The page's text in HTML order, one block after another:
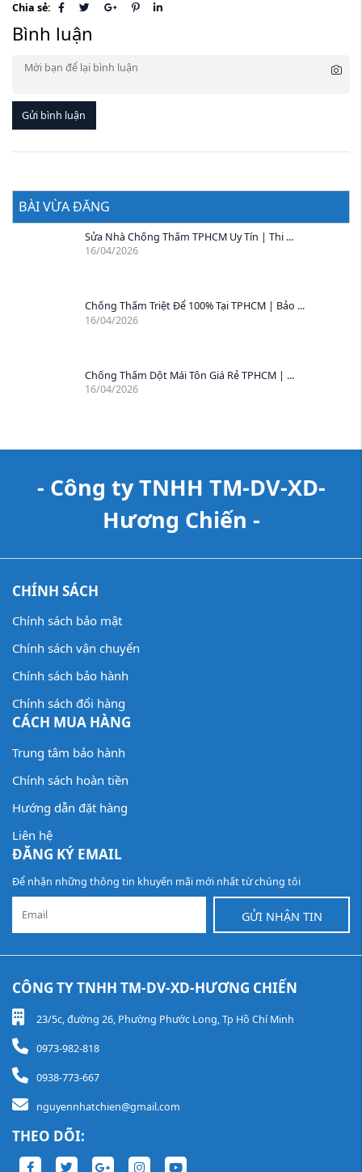
Chia sẻ:
Bình luận
Gửi bình luận
BÀI VỪA ĐĂNG
Sửa Nhà Chống Thấm TPHCM Uy Tín | Thi ...
16/04/2026
Chống Thấm Triệt Để 100% Tại TPHCM | Bảo ...
16/04/2026
Chống Thấm Dột Mái Tôn Giá Rẻ TPHCM | ...
16/04/2026
- Công ty TNHH TM-DV-XD-
Hương Chiến -
CHÍNH SÁCH
Chính sách bảo mật
Chính sách vận chuyển
Chính sách bảo hành
Chính sách đổi hàng
CÁCH MUA HÀNG
Trung tâm bảo hành
Chính sách hoàn tiền
Hướng dẫn đặt hàng
Liên hệ
ĐĂNG KÝ EMAIL
Để nhận những thông tin khuyến mãi mới nhất từ chúng tôi
GỬI NHẬN TIN
CÔNG TY TNHH TM-DV-XD-HƯƠNG CHIẾN
23/5c, đường 26, Phường Phước Long, Tp Hồ Chí Minh
0973-982-818
0938-773-667
nguyennhatchien@gmail.com
THEO DÕI: